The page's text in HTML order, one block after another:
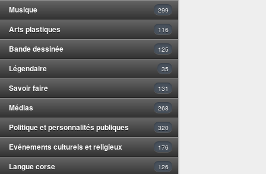
Musique 299
Arts plastiques 116
Bande dessinée 125
Légendaire 35
Savoir faire 131
Médias 268
Politique et personnalités publiques 320
Evénements culturels et religieux 176
Langue corse 126